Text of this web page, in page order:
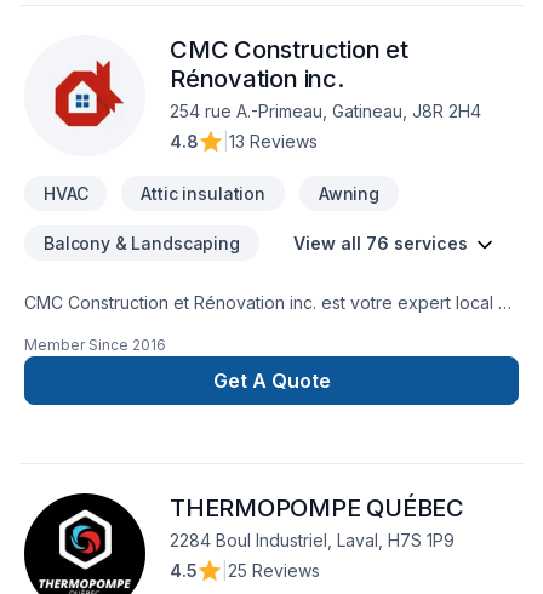
CMC Construction et
Rénovation inc.
254 rue A.-Primeau, Gatineau, J8R 2H4
4.8
13 Reviews
HVAC Attic insulation Awning
Balcony & Landscaping View all 76 services
CMC Construction et Rénovation inc. est votre expert local en
haies, Armoires, Balcon, Balcon de bois, Béton, Cablage,
Carrelage, Chauffage, Chauffage à l'huile, Climatisation,
Clôture, Commercial, Cuisine, Démolition, Électricité, Entretien
Plancher, Plomberie, Portes et fenêtres, Rénovation
générale, Revêtement extérieur, Salle de bain, Soudeur,
Sous-sol, Tapis, Toiture, Tourbe, Transport, Ventilation dans
les secteurs de Eastern Ontario,Outaouais, combinant
Member Since 2016
Get A Quote
THERMOPOMPE QUÉBEC
2284 Boul Industriel, Laval, H7S 1P9
4.5
25 Reviews